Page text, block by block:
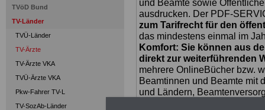
TVöD Bund
TV-Länder
TVÜ-Länder
TV-Ärzte
TV-Ärzte VKA
TVÜ-Ärzte VKA
Pkw-Fahrer TV-L
TV-SozAb-Länder
und Beamte sowie
ausdrucken. Der PDF-
zum Tarifrecht für den
das mindestens einmal im
Komfort: Sie können aus
direkt zur weiterführenden
mehrere OnlineBücher bzw.
Beamtinnen und Beamte mit
und Ländern,